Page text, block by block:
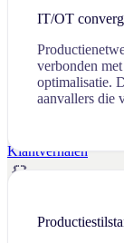
Nieuws
Klantverhalen
IT/OT
verbonden
optimalisatie.
aanvallers die